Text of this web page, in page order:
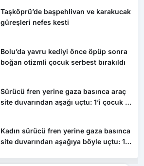
Taşköprü’de başpehlivan ve karakucak
güreşleri nefes kesti
Bolu’da yavru kediyi önce öpüp sonra
boğan otizmli çocuk serbest bırakıldı
Sürücü fren yerine gaza basınca araç
site duvarından aşağı uçtu: 1’i çocuk 3
Kadın sürücü fren yerine gaza basınca
site duvarından aşağıya böyle uçtu: 1’i